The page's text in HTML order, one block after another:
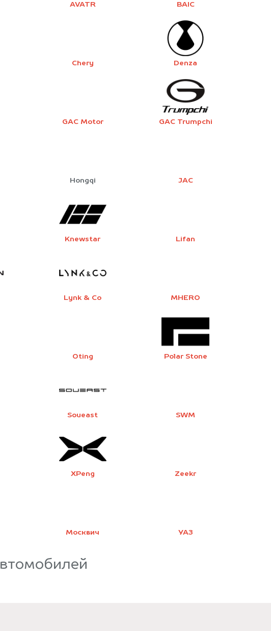
AVATR BAIC
Chery Denza
GAC Motor GAC Trumpchi
Hongqi JAC
Knewstar Lifan
Lynk & Co MHERO
Oting Polar Stone
Soueast SWM
XPeng Zeekr
Москвич УАЗ